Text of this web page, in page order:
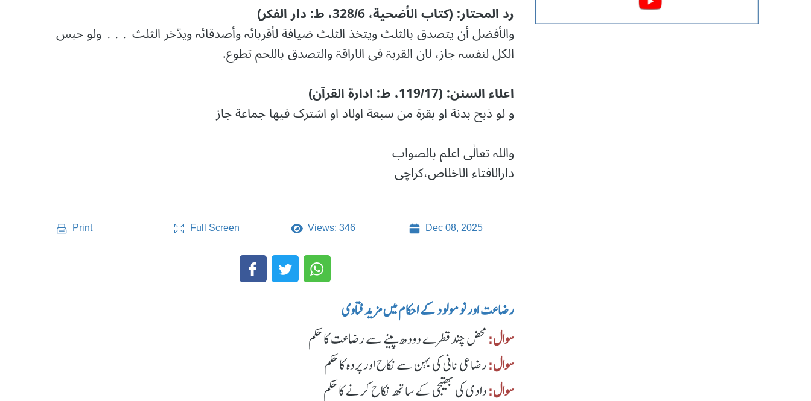
رد المحتار: (کتاب الأضحیة، 328/6، ط: دار الفکر)
والأفضل أن یتصدق بالثلث ویتخذ الثلث ضیافة لأقربائہ وأصدقائہ ویدّخر الثلث ․․․ ولو حبس
الکل لنفسہ جاز، لان القربۃ فی الاراقۃ والتصدق باللحم تطوع.
اعلاء السنن: (119/17، ط: ادارۃ القرآن)
و لو ذبح بدنة او بقرۃ من سبعة اولاد او اشترک فیھا جماعة جاز
واللہ تعالٰی اعلم بالصواب
دارالافتاء الاخلاص،کراچی
Print Full Screen Views: 346 Dec 08, 2025
رضاعت اور نومولود کے احکام میں مزید فتاوی
سوال: محض چند قطرے دودھ پینے سے رضاعت کا حکم
سوال:رضاعی نانی کی بہن سے نکاح اور پردہ کا حکم
سوال:دادی کی بھتیجی کے ساتھ نکاح کرنے کا حکم